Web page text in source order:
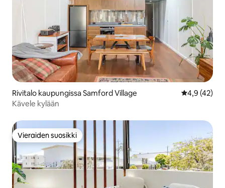
Rivitalo kaupungissa Samford Village
4,9 (42)
Kävele kylään
Vieraiden suosikki
Vieraiden suosikki